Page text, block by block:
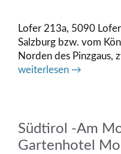
Lofer 213a, 5090
Salzburg bzw. vom
Norden des Pinzgaus,
weiterlesen →
Südtirol -Am
Gartenhotel